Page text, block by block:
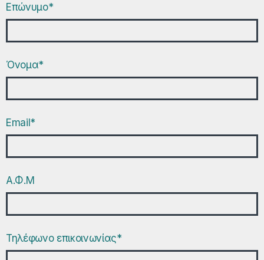
Επώνυμο*
Όνομα*
Email*
Α.Φ.Μ
Τηλέφωνο επικοινωνίας*